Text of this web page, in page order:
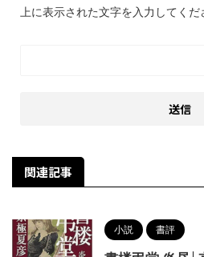
上に表示された文字を入力してくだ
関連記事
小説 書評